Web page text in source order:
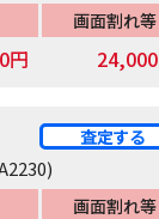
円
画面割れ等
査定する
画面割れ等